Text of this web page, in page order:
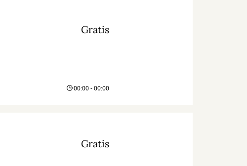
Gratis
00:00 - 00:00
Gratis